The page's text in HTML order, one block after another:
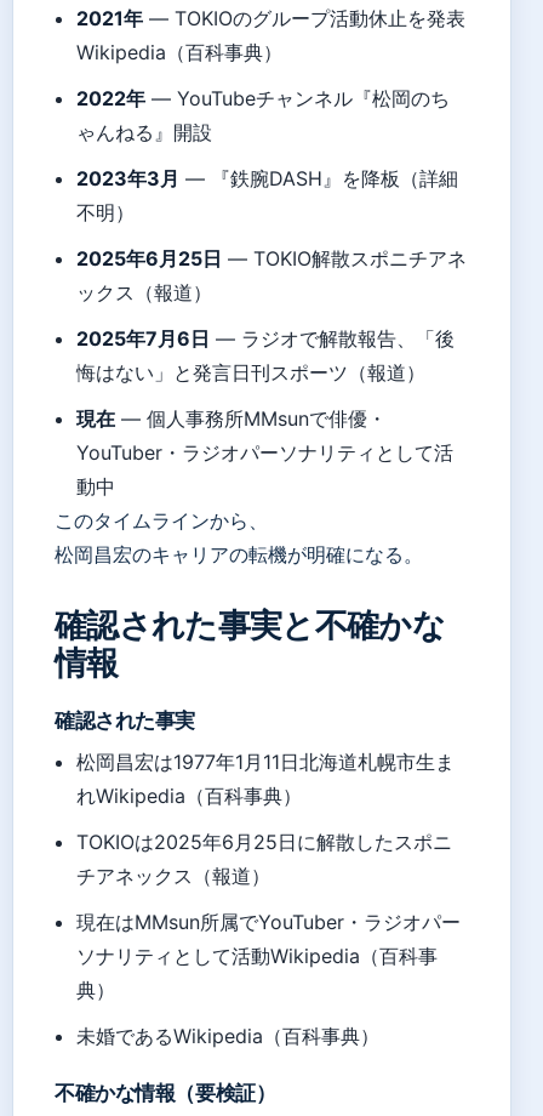
2021年 — TOKIOのグループ活動休止を発表
Wikipedia（百科事典）
2022年 — YouTubeチャンネル『松岡のち
ゃんねる』開設
2023年3月 — 『鉄腕DASH』を降板（詳細
不明）
2025年6月25日 — TOKIO解散スポニチアネ
ックス（報道）
2025年7月6日 — ラジオで解散報告、「後
悔はない」と発言日刊スポーツ（報道）
現在 — 個人事務所MMsunで俳優・
YouTuber・ラジオパーソナリティとして活
動中
このタイムラインから、
松岡昌宏のキャリアの転機が明確になる。
確認された事実と不確かな
情報
確認された事実
松岡昌宏は1977年1月11日北海道札幌市生ま
れWikipedia（百科事典）
TOKIOは2025年6月25日に解散したスポニ
チアネックス（報道）
現在はMMsun所属でYouTuber・ラジオパー
ソナリティとして活動Wikipedia（百科事
典）
未婚であるWikipedia（百科事典）
不確かな情報（要検証）